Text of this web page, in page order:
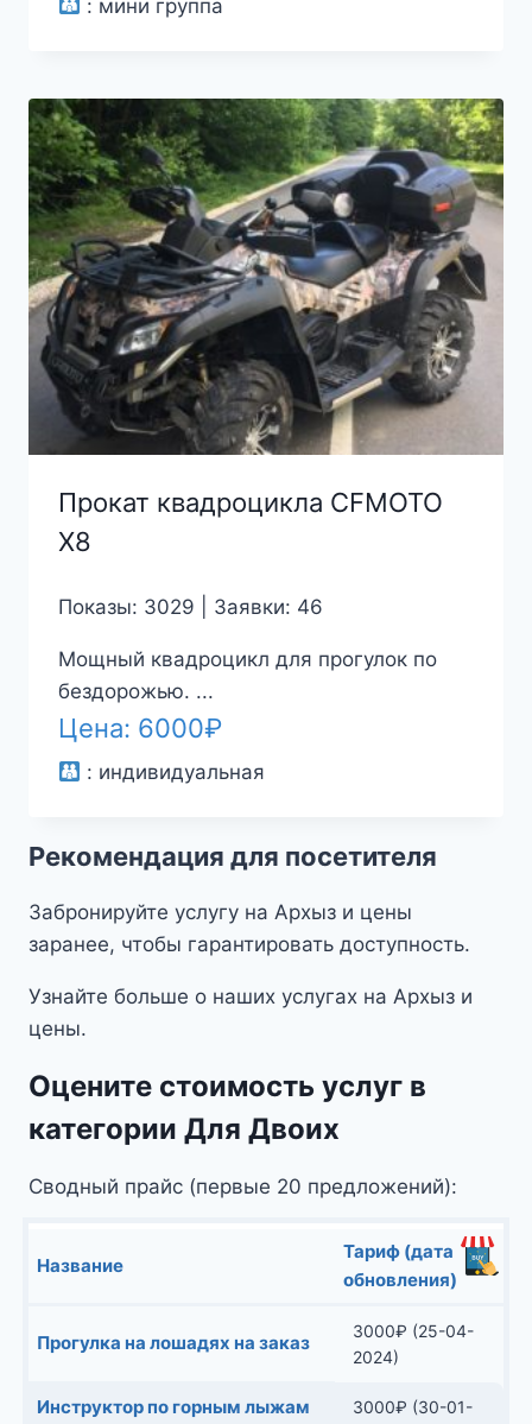
: мини группа
Прокат квадроцикла CFMOTO
X8
Показы: 3029 | Заявки: 46
Мощный квадроцикл для прогулок по
бездорожью. ...
Цена: 6000₽
: индивидуальная
Рекомендация для посетителя
Забронируйте услугу на Архыз и цены
заранее, чтобы гарантировать доступность.
Узнайте больше о наших услугах на Архыз и
цены.
Оцените стоимость услуг в
категории Для Двоих
Сводный прайс (первые 20 предложений):
Название
Тариф (дата
обновления)
Прогулка на лошадях на заказ
3000₽ (25-04-
2024)
Инструктор по горным лыжам
3000₽ (30-01-